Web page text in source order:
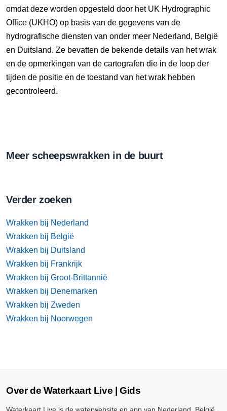
omdat deze worden opgesteld door het UK Hydrographic
Office (UKHO) op basis van de gegevens van de
hydrografische diensten van onder meer Nederland, België
en Duitsland. Ze bevatten de bekende details van het wrak
en de opmerkingen van de cartografen die in de loop der
tijden de positie en de toestand van het wrak hebben
gecontroleerd.
Meer scheepswrakken in de buurt
Verder zoeken
Wrakken bij Nederland
Wrakken bij België
Wrakken bij Duitsland
Wrakken bij Frankrijk
Wrakken bij Groot-Brittannië
Wrakken bij Denemarken
Wrakken bij Zweden
Wrakken bij Noorwegen
Over de Waterkaart Live | Gids